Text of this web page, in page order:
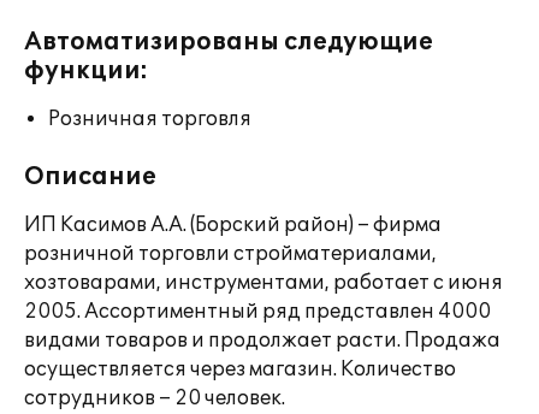
Автоматизированы следующие
функции:
Розничная торговля
Описание
ИП Касимов А.А. (Борский район) – фирма
розничной торговли стройматериалами,
хозтоварами, инструментами, работает с июня
2005. Ассортиментный ряд представлен 4000
видами товаров и продолжает расти. Продажа
осуществляется через магазин. Количество
сотрудников – 20 человек.